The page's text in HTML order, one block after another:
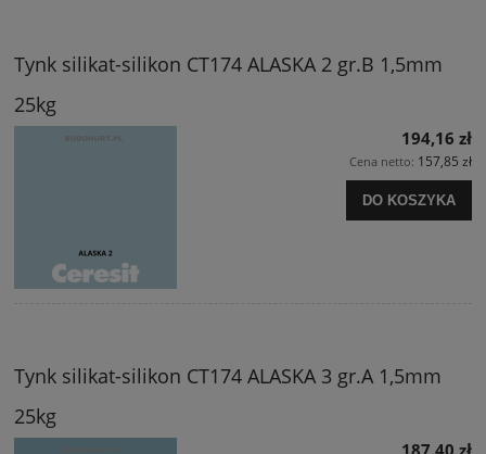
Tynk silikat-silikon CT174 ALASKA 2 gr.B 1,5mm
25kg
194,16 zł
Cena netto: 157,85 zł
DO KOSZYKA
Tynk silikat-silikon CT174 ALASKA 3 gr.A 1,5mm
25kg
187,40 zł